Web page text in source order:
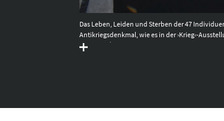
Das Leben, Leiden und Sterben der 47
Antikriegsdenkmal, wie es in der ›Krieg‹-
Juraj Lipták.